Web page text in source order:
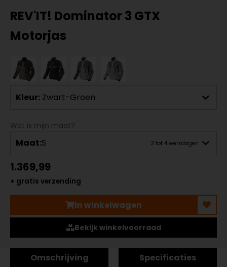
REV'IT! Dominator 3 GTX
Motorjas
Kleur: Zwart-Groen
Wat is mijn maat?
Maat:S 3 tot 4 werkdagen
1.369,99
+ gratis verzending
In winkelwagen
Bekijk winkelvoorraad
Omschrijving Specificaties